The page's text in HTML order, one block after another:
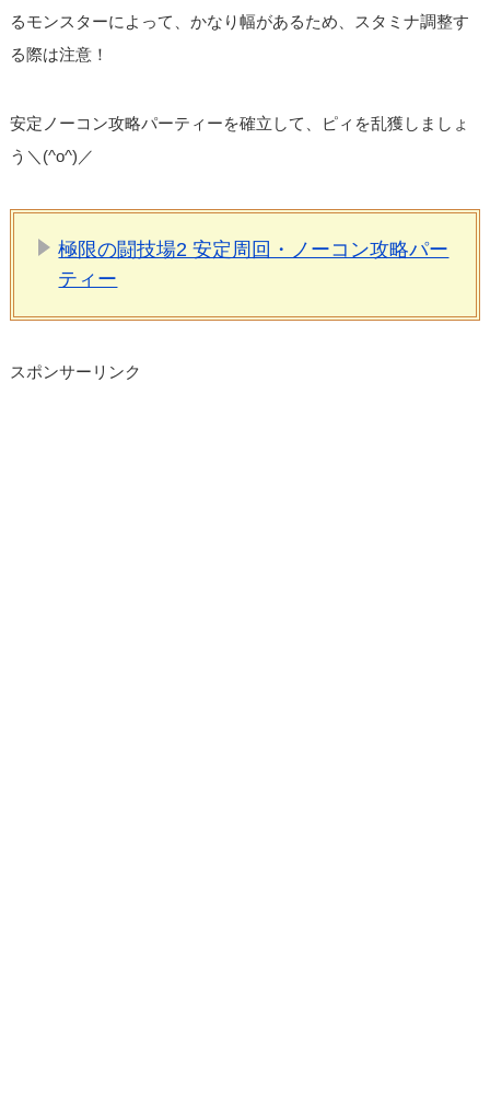
るモンスターによって、かなり幅があるため、スタミナ調整す
る際は注意！
安定ノーコン攻略パーティーを確立して、ピィを乱獲しましょ
う＼(^o^)／
極限の闘技場2 安定周回・ノーコン攻略パー
ティー
スポンサーリンク